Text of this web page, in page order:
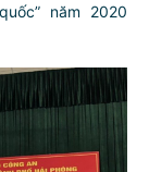
năm 2020